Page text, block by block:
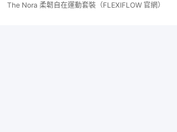
The Nora 柔韌自在運動套裝（FLEXIFLOW 官網）